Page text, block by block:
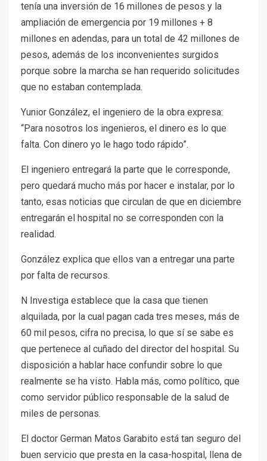
tenía una inversión de 16 millones de pesos y la
ampliación de emergencia por 19 millones + 8
millones en adendas, para un total de 42 millones de
pesos, además de los inconvenientes surgidos
porque sobre la marcha se han requerido solicitudes
que no estaban contemplada.
Yunior González, el ingeniero de la obra expresa:
“Para nosotros los ingenieros, el dinero es lo que
falta. Con dinero yo le hago todo rápido”.
El ingeniero entregará la parte que le corresponde,
pero quedará mucho más por hacer e instalar, por lo
tanto, esas noticias que circulan de que en diciembre
entregarán el hospital no se corresponden con la
realidad.
González explica que ellos van a entregar una parte
por falta de recursos.
N Investiga establece que la casa que tienen
alquilada, por la cual pagan cada tres meses, más de
60 mil pesos, cifra no precisa, lo que sí se sabe es
que pertenece al cuñado del director del hospital. Su
disposición a hablar hace confundir sobre lo que
realmente se ha visto. Habla más, como político, que
como servidor público responsable de la salud de
miles de personas.
El doctor German Matos Garabito está tan seguro del
buen servicio que presta en la casa-hospital, llena de